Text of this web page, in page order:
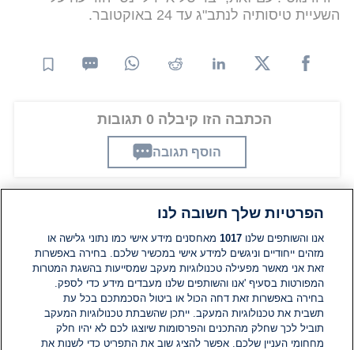
השעיית טיסותיה לנתב"ג עד 24 באוקטובר.
הכתבה הזו קיבלה 0 תגובות
הוסף תגובה
תגובות
אין עדיין תגובות. היה הראשון להגיב
הוסף תגובה
הפרטיות שלך חשובה לנו
אנו והשותפים שלנו1017 מאחסנים מידע אישי כמו נתוני גלישה או
מזהים ייחודיים וניגשים למידע אישי במכשיר שלכם. בחירה באפשרות
זאת אני מאשר מפעילה טכנולוגיות מעקב שמסייעות בהשגת המטרות
המפורטות בסעיף 'אנו והשותפים שלנו מעבדים מידע כדי לספק.
בחירה באפשרות זאת דחה הכול או ביטול הסכמתכם בכל עת
תשבית את טכנולוגיות המעקב. ייתכן שהשבתת טכנולוגיות המעקב
תוביל לכך שחלק מהתכנים והפרסומות שיוצגו לכם לא יהיו חלק
מחחומי העניין שלכם. אפשר להציג שוב את התפריט כדי לשנות את